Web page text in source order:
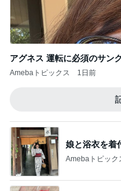
アグネス 運転に必須のサン
Amebaトピックス 1日前
娘と浴衣を着
Amebaトピック